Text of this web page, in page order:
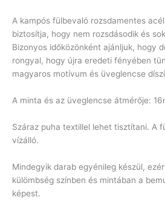
A kampós fülbevaló rozsdamentes
biztosítja, hogy nem rozsdásodik és
Bizonyos időközönként ajánljuk, hogy
rongyal, hogy újra eredeti fényében
magyaros motívum és üveglencse
A minta és az üveglencse átmérője:
Száraz puha textillel lehet tisztítani. A
vízálló.
Mindegyik darab egyénileg készül,
külömbség színben és mintában a
képest.